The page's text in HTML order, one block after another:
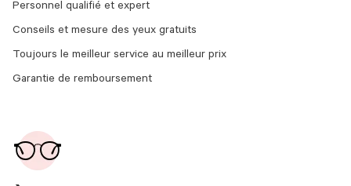
Personnel qualifié et expert
Conseils et mesure des yeux gratuits
Toujours le meilleur service au meilleur prix
Garantie de remboursement